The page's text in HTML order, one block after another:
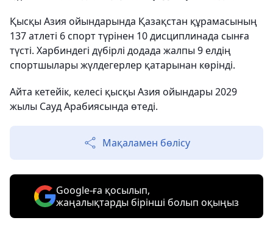
Қысқы Азия ойындарында Қазақстан құрамасының
137 атлеті 6 спорт түрінен 10 дисциплинада сынға
түсті. Харбиндегі дүбірлі додада жалпы 9 елдің
спортшылары жүлдегерлер қатарынан көрінді.
Айта кетейік, келесі қысқы Азия ойындары 2029
жылы Сауд Арабиясында өтеді.
Мақаламен бөлісу
Google-ға қосылып,
жаңалықтарды бірінші болып оқыңыз